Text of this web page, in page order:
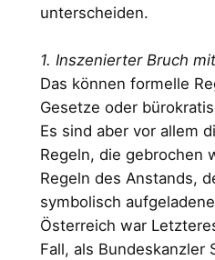
unterscheiden.
1. Inszenierter Bruch
Das können formelle
Gesetze oder
Es sind aber vor allem
Regeln, die gebrochen
Regeln des Anstands,
symbolisch
Österreich war
Fall, als Bundeskanzler